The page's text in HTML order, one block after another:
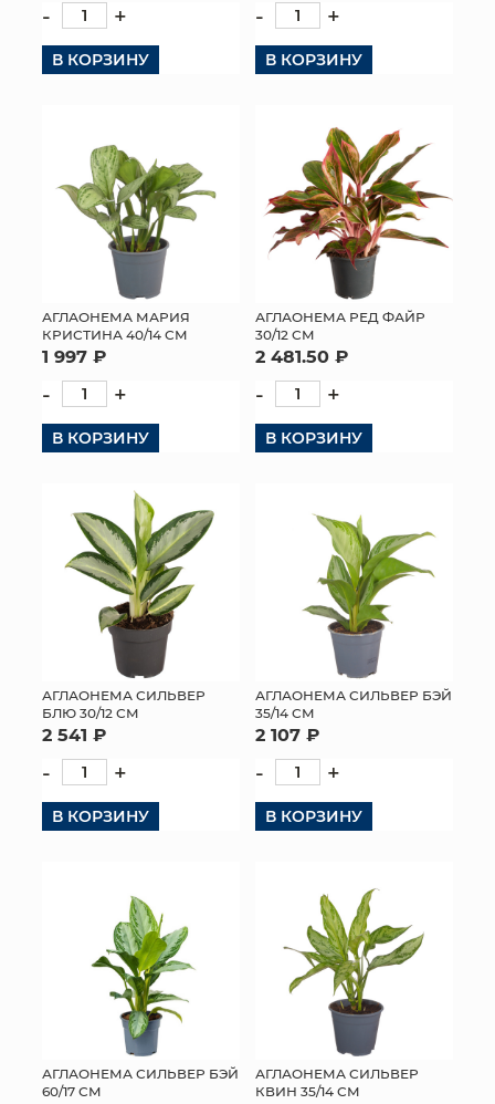
- +
В КОРЗИНУ
- +
В КОРЗИНУ
АГЛАОНЕМА МАРИЯ
КРИСТИНА 40/14 СМ
1 997 ₽
- +
В КОРЗИНУ
АГЛАОНЕМА РЕД ФАЙР
30/12 СМ
2 481.50 ₽
- +
В КОРЗИНУ
АГЛАОНЕМА СИЛЬВЕР
БЛЮ 30/12 СМ
2 541 ₽
- +
В КОРЗИНУ
АГЛАОНЕМА СИЛЬВЕР БЭЙ
35/14 СМ
2 107 ₽
- +
В КОРЗИНУ
АГЛАОНЕМА СИЛЬВЕР БЭЙ
60/17 СМ
АГЛАОНЕМА СИЛЬВЕР
КВИН 35/14 СМ